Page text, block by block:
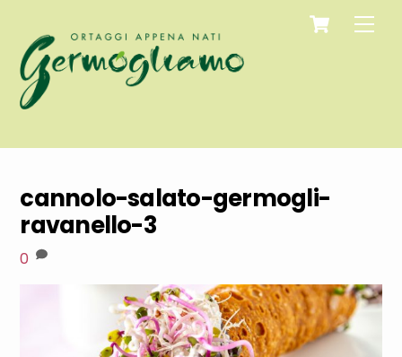
content
Cart
cannolo-salato-germogli-
ravanello-3
0